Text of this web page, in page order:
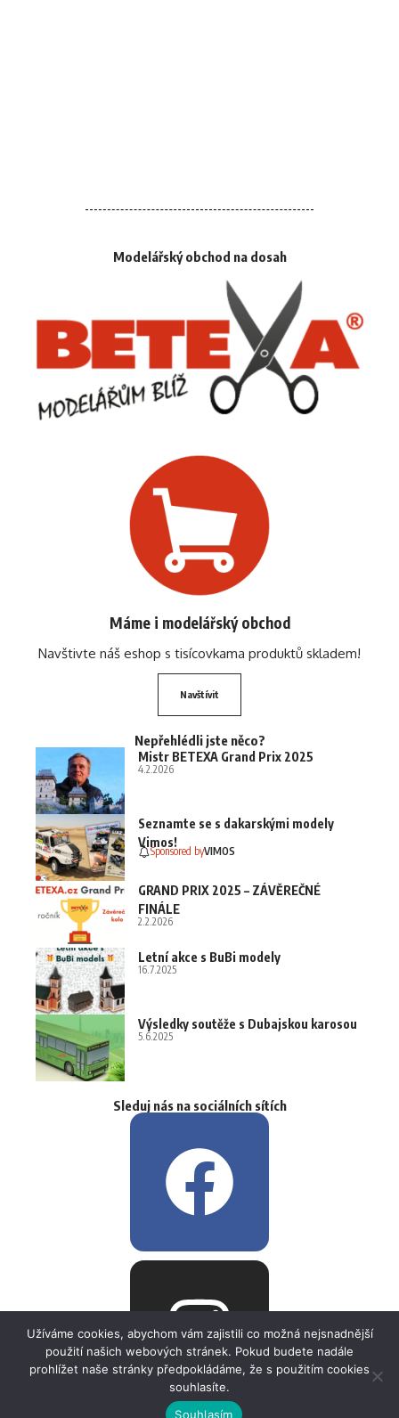
Modelářský obchod na dosah
Máme i modelářský obchod
Navštivte náš eshop s tisícovkama produktů skladem!
Navštívit
Nepřehlédli jste něco?
Mistr BETEXA Grand Prix 2025
4.2.2026
Seznamte se s dakarskými modely
Vimos!
Sponsored byVIMOS
GRAND PRIX 2025 – ZÁVĚREČNÉ
FINÁLE
2.2.2026
Letní akce s BuBi modely
16.7.2025
Výsledky soutěže s Dubajskou karosou
5.6.2025
Sleduj nás na sociálních sítích
Užíváme cookies, abychom vám zajistili co možná nejsnadnější
použití našich webových stránek. Pokud budete nadále
prohlížet naše stránky předpokládáme, že s použitím cookies
souhlasíte.
Souhlasím